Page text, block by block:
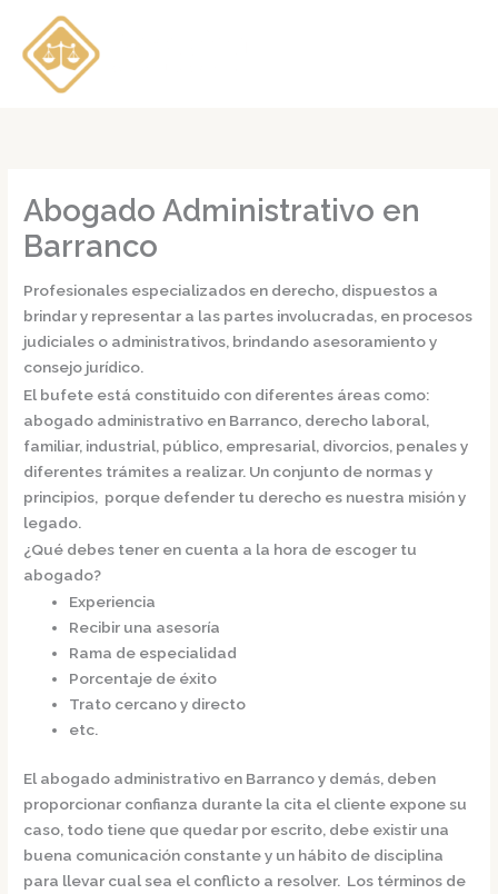
contenido
Abogado Administrativo en
Barranco
Profesionales especializados en derecho, dispuestos a
brindar y representar a las partes involucradas, en procesos
judiciales o administrativos, brindando asesoramiento y
consejo jurídico.
El bufete está constituido con diferentes áreas como:
abogado administrativo en Barranco, derecho laboral,
familiar, industrial, público, empresarial, divorcios, penales y
diferentes trámites a realizar. Un conjunto de normas y
principios, porque defender tu derecho es nuestra misión y
legado.
¿Qué debes tener en cuenta a la hora de escoger tu
abogado?
Experiencia
Recibir una asesoría
Rama de especialidad
Porcentaje de éxito
Trato cercano y directo
etc.
El abogado administrativo en Barrancoy demás, deben
proporcionar confianza durante la cita el cliente expone su
caso, todo tiene que quedar por escrito, debe existir una
buena comunicación constante y un hábito de disciplina
para llevar cual sea el conflicto a resolver. Los términos de